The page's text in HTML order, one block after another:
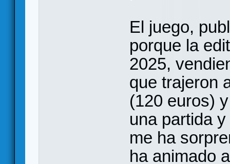
El juego,
porque la
2025,
que trajeron
(120 euros)
una partida
me ha
ha animado